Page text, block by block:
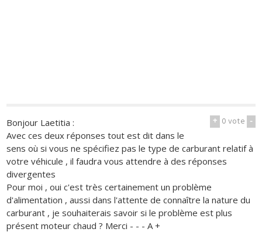
+ 0vote -
Bonjour Laetitia :
Avec ces deux réponses tout est dit dans le
sens où si vous ne spécifiez pas le type de carburant relatif à
votre véhicule , il faudra vous attendre à des réponses
divergentes
Pour moi , oui c'est très certainement un problème
d'alimentation , aussi dans l'attente de connaître la nature du
carburant , je souhaiterais savoir si le problème est plus
présent moteur chaud ? Merci - - - A +